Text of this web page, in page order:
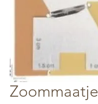
Zoommaatje